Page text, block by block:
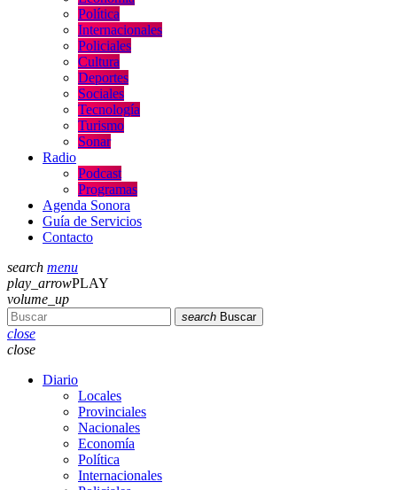
Política
Internacionales
Policiales
Cultura
Deportes
Sociales
Tecnología
Turismo
Sonar
Radio
Podcast
Programas
Agenda Sonora
Guía de Servicios
Contacto
search menu
play_arrowPLAY
volume_up
search Buscar
close
close
Diario
Locales
Provinciales
Nacionales
Economía
Política
Internacionales